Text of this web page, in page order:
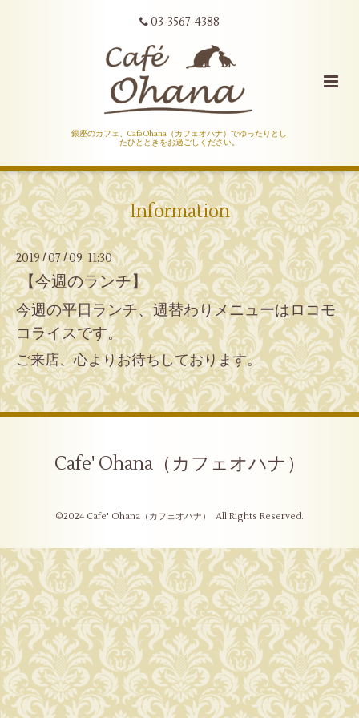
03-3567-4388
銀座のカフェ、Cafe Ohana（カフェオハナ）でゆったりとし
たひとときをお過ごしください。
Information
2019/07 /09 11:30
【今週のランチ】
今週の平日ランチ、週替わりメニューはロコモ
コライスです。
ご来店、心よりお待ちしております。
Cafe' Ohana（カフェオハナ）
©2024 Cafe' Ohana（カフェオハナ） . All Rights Reserved.